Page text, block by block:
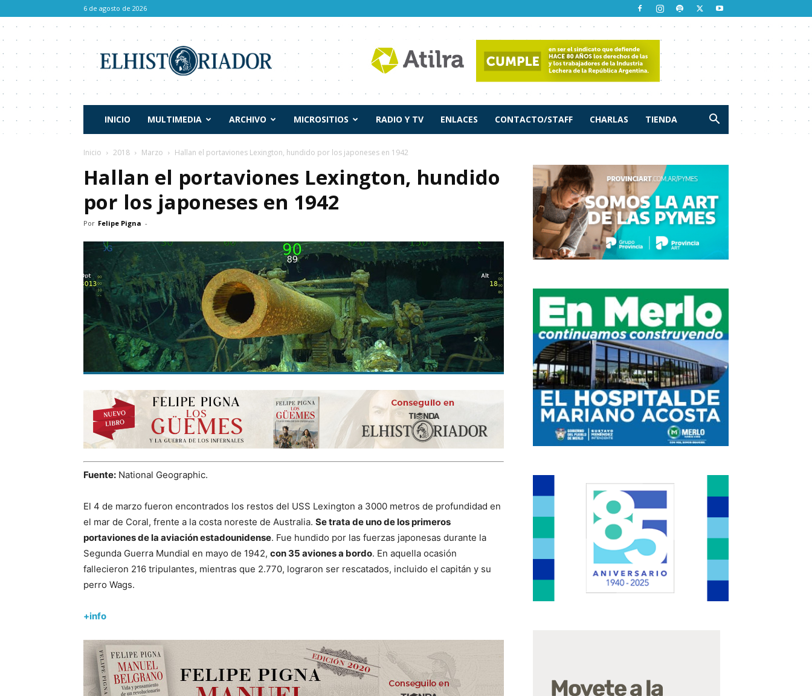
6 de agosto de 2026
Historiador
INICIO MULTIMEDIA ARCHIVO MICROSITIOS RADIO Y TV ENLACES CONTACTO/STAFF CHARLAS TIENDA
Inicio 2018 Marzo Hallan el portaviones Lexington, hundido por los japoneses en 1942
Hallan el portaviones Lexington, hundido
por los japoneses en 1942
Por Felipe Pigna -
Fuente: National Geographic.
El 4 de marzo fueron encontrados los restos del USS Lexington a 3000 metros de profundidad en
el mar de Coral, frente a la costa noreste de Australia. Se trata de uno de los primeros
portaviones de la aviación estadounidense. Fue hundido por las fuerzas japonesas durante la
Segunda Guerra Mundial en mayo de 1942, con 35 aviones a bordo. En aquella ocasión
fallecieron 216 tripulantes, mientras que 2.770, lograron ser rescatados, incluido el capitán y su
perro Wags.
+info